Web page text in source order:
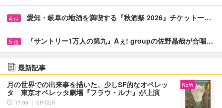
4 位 愛知・岐阜の地酒を満喫する『秋酒祭 2026』チケット一…
5 位 『サントリー1万人の第九』Aぇ! groupの佐野晶哉が合唱…
最新記事
月の世界での出来事を描いた、少しSF的なオペレッ
タ 東京オペレッタ劇場『フラウ・ルナ』が上演
17:00 ｜ SPICER
NEW